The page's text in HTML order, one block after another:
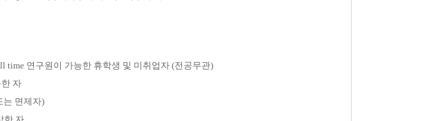
time 연구원이 가능한 휴학생 및 미취업자 (전공무관)
자
는 면제자)